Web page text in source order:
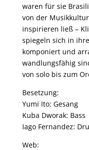
waren für sie
von der
inspirieren ließ –
spiegeln sich in
komponiert und
wandlungsfähig
von solo bis zum
Besetzung:
Yumi Ito: Gesang
Kuba Dworak: Bass
Iago Fernandez:
Web: